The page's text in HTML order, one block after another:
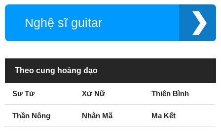
Nghệ sĩ trống
Sao Vine
Ca sĩ nhạc đồng quê
Thành viên gia đình
Dẫn chương trình
truyền hình
Nhà thơ
Ca sĩ Rapper
Nghệ sĩ guitar
Theo cung hoàng đạo
Sư Tử Xử Nữ Thiên Bình
Thần Nông Nhân Mã Ma Kết